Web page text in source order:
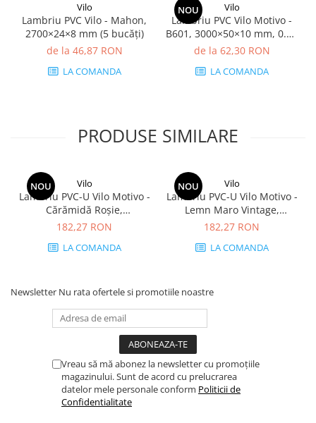
Vilo
Lambriu PVC Vilo - Mahon,
2700×24×8 mm (5 bucăți)
de la 46,87 RON
LA COMANDA
NOU Vilo
Lambriu PVC Vilo Motivo -
B601, 3000×50×10 mm, 0.75
mp/cutie (5 bucăți)
de la 62,30 RON
LA COMANDA
PRODUSE SIMILARE
NOU Vilo
Lambriu PVC-U Vilo Motivo -
Cărămidă Roșie,
2650×250×8 mm, 2.65
182,27 RON
LA COMANDA
NOU Vilo
Lambriu PVC-U Vilo Motivo -
Lemn Maro Vintage,
2650×250×8 mm, 2.65
182,27 RON
LA COMANDA
Newsletter Nu rata ofertele si promotiile noastre
Vreau să mă abonez la newsletter cu promoțiile
magazinului. Sunt de acord cu prelucrarea
datelor mele personale conform Politicii de
Confidentialitate